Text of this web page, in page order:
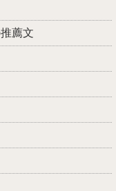
薦文